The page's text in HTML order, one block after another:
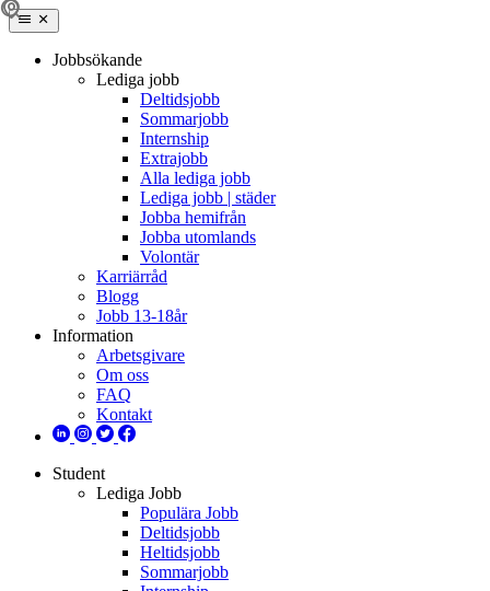
Jobbsökande
Lediga jobb
Deltidsjobb
Sommarjobb
Internship
Extrajobb
Alla lediga jobb
Lediga jobb | städer
Jobba hemifrån
Jobba utomlands
Volontär
Karriärråd
Blogg
Jobb 13-18år
Information
Arbetsgivare
Om oss
FAQ
Kontakt
Student
Lediga Jobb
Populära Jobb
Deltidsjobb
Heltidsjobb
Sommarjobb